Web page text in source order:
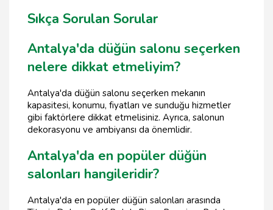
Sıkça Sorulan Sorular
Antalya'da düğün salonu seçerken
nelere dikkat etmeliyim?
Antalya'da düğün salonu seçerken mekanın
kapasitesi, konumu, fiyatları ve sunduğu hizmetler
gibi faktörlere dikkat etmelisiniz. Ayrıca, salonun
dekorasyonu ve ambiyansı da önemlidir.
Antalya'da en popüler düğün
salonları hangileridir?
Antalya'da en popüler düğün salonları arasında